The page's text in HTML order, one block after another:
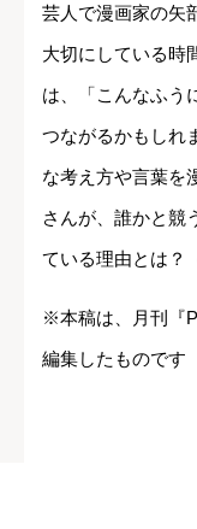
芸人で漫画家の矢
大切にしている時
は、「こんなふう
つながるかもしれ
な考え方や言葉を
さんが、誰かと競
ている理由とは？
※本稿は、月刊『
編集したものです